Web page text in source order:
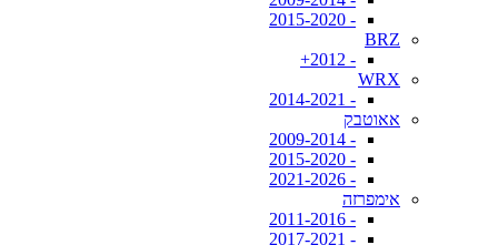
- 2015-2020
BRZ
- 2012+
WRX
- 2014-2021
אאוטבק
- 2009-2014
- 2015-2020
- 2021-2026
אימפרזה
- 2011-2016
- 2017-2021